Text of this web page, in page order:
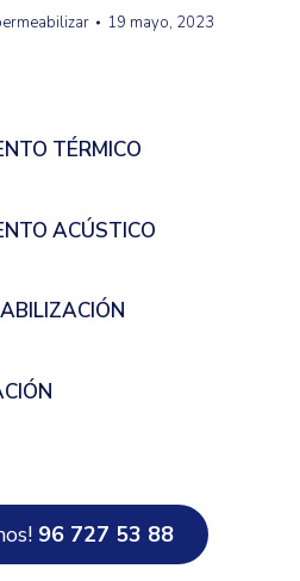
19 mayo, 2023
TÉRMICO
ACÚSTICO
96 727 53 88